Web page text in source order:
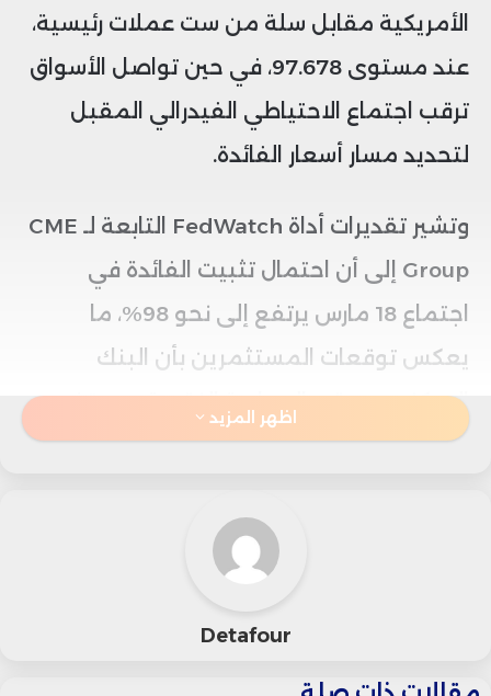
الأمريكية مقابل سلة من ست عملات رئيسية،
عند مستوى 97.678، في حين تواصل الأسواق
ترقب اجتماع الاحتياطي الفيدرالي المقبل
لتحديد مسار أسعار الفائدة.
وتشير تقديرات أداة FedWatch التابعة لـ CME
Group إلى أن احتمال تثبيت الفائدة في
اجتماع 18 مارس يرتفع إلى نحو 98%، ما
يعكس توقعات المستثمرين بأن البنك
المركزي سيبقي السياسة النقدية دون تغيير.
وفي جانب المخاطر السياسية والتجارية، يسود
الغموض بشأن ردود إدارة الرئيس الأمريكي
اظهر المزيد
Detafour